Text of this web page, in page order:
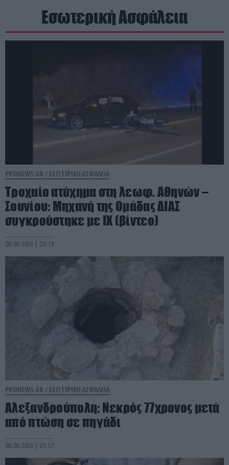
Εσωτερική Ασφάλεια
PRONEWS.GR / ΕΣΩΤΕΡΙΚΗ ΑΣΦΑΛΕΙΑ
Τροχαίο ατύχημα στη λεωφ. Αθηνών –
Σουνίου: Μηχανή της Ομάδας ΔΙΑΣ
συγκρούστηκε με ΙΧ (βίντεο)
08.08.2026 | 23:19
PRONEWS.GR / ΕΣΩΤΕΡΙΚΗ ΑΣΦΑΛΕΙΑ
Αλεξανδρούπολη: Νεκρός 77χρονος μετά
από πτώση σε πηγάδι
08.08.2026 | 21:57